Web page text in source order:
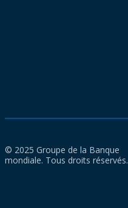
© 2025 Groupe de la Banque
mondiale. Tous droits réservés.